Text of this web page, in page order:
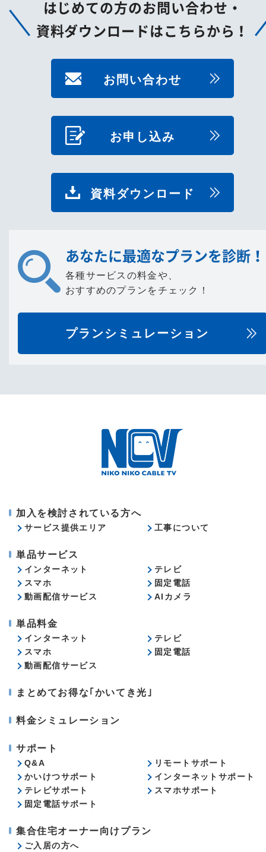
はじめての方のお問い合わせ・
資料ダウンロードはこちらから！
お問い合わせ
お申し込み
資料ダウンロード
あなたに最適なプランを診断！
各種サービスの料金や、
おすすめのプランをチェック！
プランシミュレーション
加入を検討されている方へ
サービス提供エリア 工事について
単品サービス
インターネット
テレビ
スマホ
固定電話
動画配信サービス
AIカメラ
単品料金
インターネット
テレビ
スマホ
固定電話
動画配信サービス
まとめてお得な｢かいてき光｣
料金シミュレーション
サポート
Q&A
リモートサポート
かいけつサポート
インターネットサポート
テレビサポート
スマホサポート
固定電話サポート
集合住宅オーナー向けプラン
ご入居の方へ